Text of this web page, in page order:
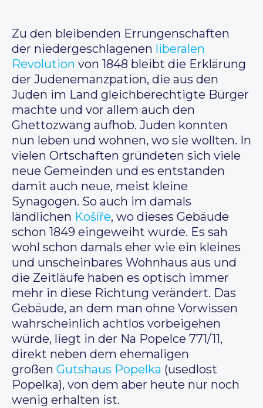
Zu den bleibenden Errungenschaften
der niedergeschlagenen liberalen
Revolution von 1848 bleibt die Erklärung
der Judenemanzpation, die aus den
Juden im Land gleichberechtigte Bürger
machte und vor allem auch den
Ghettozwang aufhob. Juden konnten
nun leben und wohnen, wo sie wollten. In
vielen Ortschaften gründeten sich viele
neue Gemeinden und es entstanden
damit auch neue, meist kleine
Synagogen. So auch im damals
ländlichen Košíře, wo dieses Gebäude
schon 1849 eingeweiht wurde. Es sah
wohl schon damals eher wie ein kleines
und unscheinbares Wohnhaus aus und
die Zeitläufe haben es optisch immer
mehr in diese Richtung verändert. Das
Gebäude, an dem man ohne Vorwissen
wahrscheinlich achtlos vorbeigehen
würde, liegt in der Na Popelce 771/11,
direkt neben dem ehemaligen
großen Gutshaus Popelka (usedlost
Popelka), von dem aber heute nur noch
wenig erhalten ist.